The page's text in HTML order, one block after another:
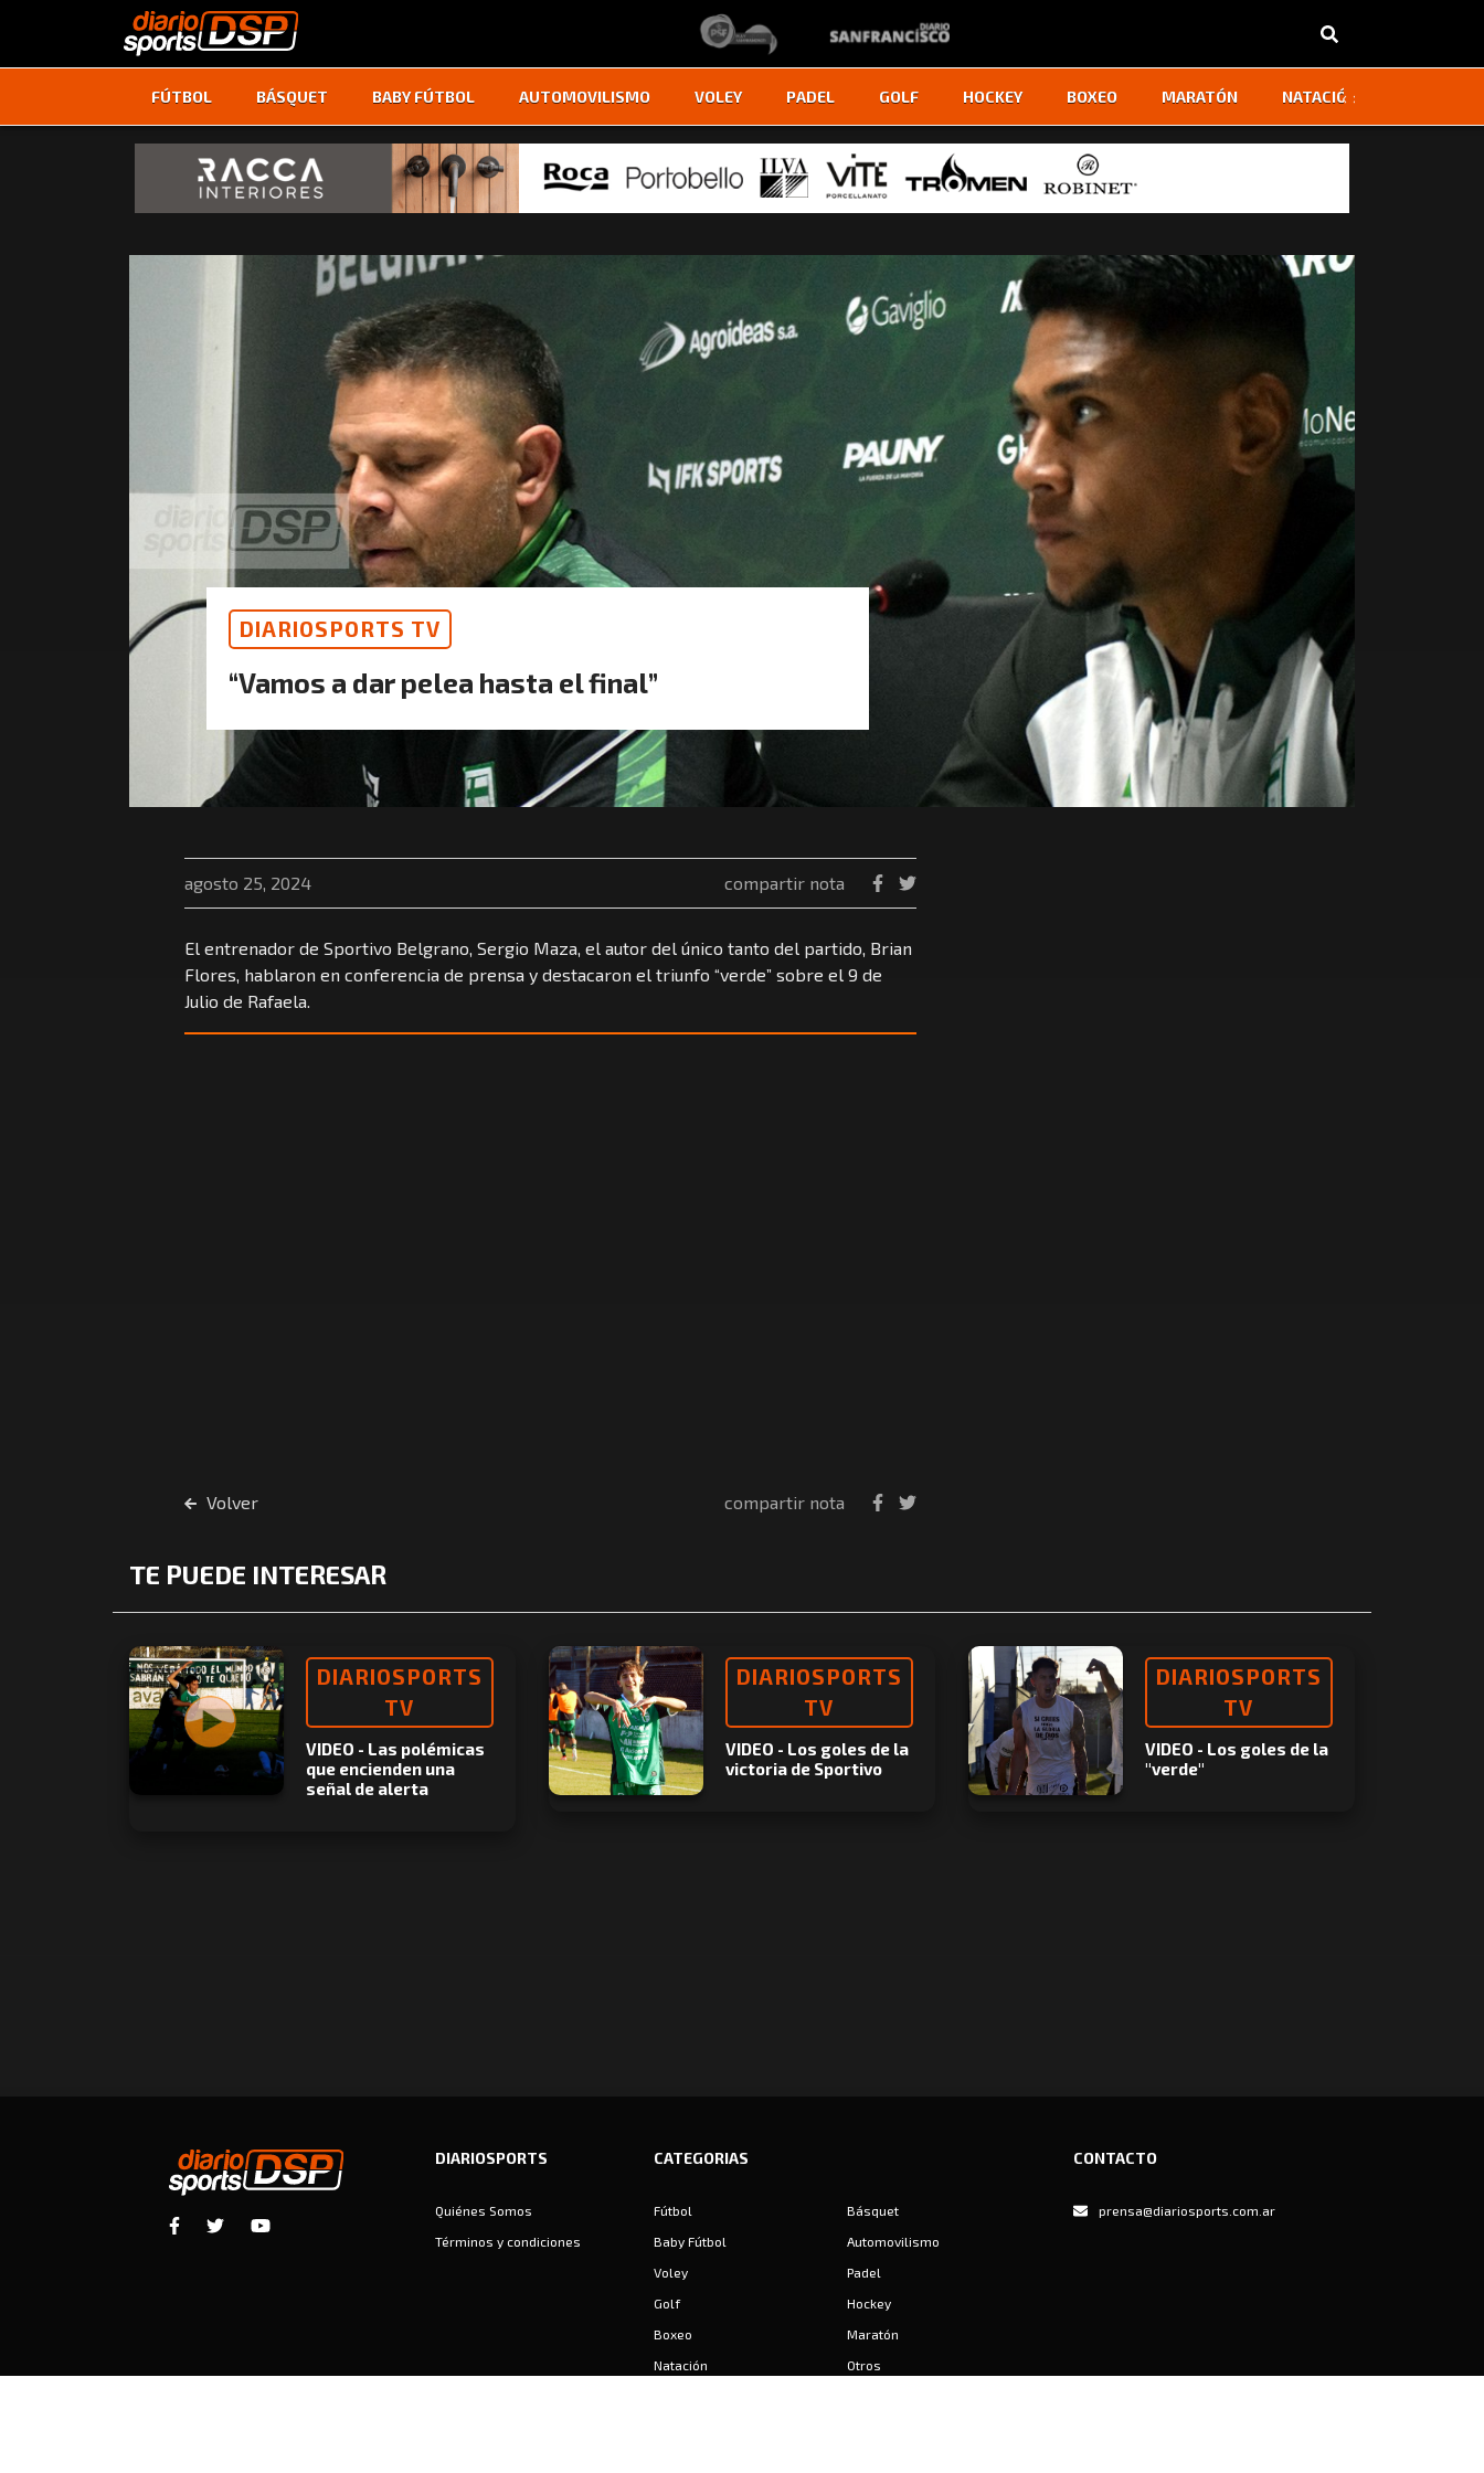
FÚTBOL BÁSQUET BABY FÚTBOL AUTOMOVILISMO VOLEY PADEL GOLF HOCKEY BOXEO MARATÓN NATACIÓN
‹ ›
DIARIOSPORTS TV
“Vamos a dar pelea hasta el final”
agosto 25, 2024 compartir nota
El entrenador de Sportivo Belgrano, Sergio Maza, el autor del único tanto del partido, Brian
Flores, hablaron en conferencia de prensa y destacaron el triunfo “verde” sobre el 9 de
Julio de Rafaela.
Volver compartir nota
TE PUEDE INTERESAR
DIARIOSPORTS
TV
VIDEO - Las polémicas
que encienden una
señal de alerta
DIARIOSPORTS
TV
VIDEO - Los goles de la
victoria de Sportivo
DIARIOSPORTS
TV
VIDEO - Los goles de la
"verde"
DIARIOSPORTS
Quiénes Somos
Términos y condiciones
CATEGORIAS
Fútbol
Básquet
Baby Fútbol
Automovilismo
Voley
Padel
Golf
Hockey
Boxeo
Maratón
Natación
Otros
CONTACTO
prensa@diariosports.com.ar